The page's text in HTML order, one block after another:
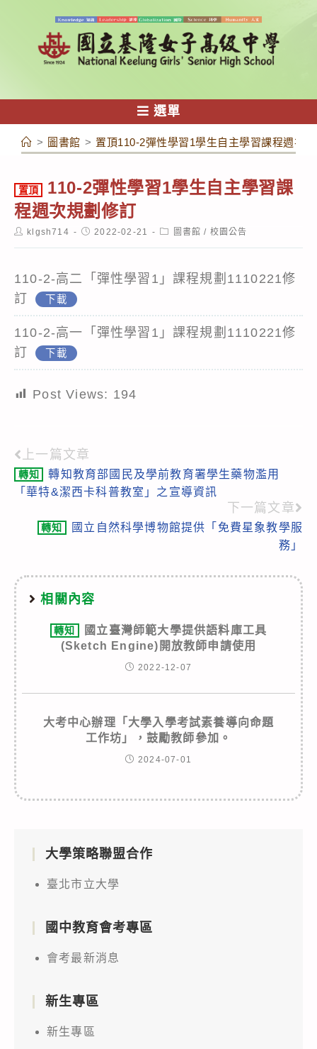
容
選單
> 圖書館 > 置頂110-2彈性學習1學生自主學習課程週次
置頂
110-2彈性學習1學生自主學習課
程週次規劃修訂
Postklgsh714
Post2022-02-21
Post圖書館 / 校園公告
110-2-高二「彈性學習1」課程規劃1110221修
訂
下載
110-2-高一「彈性學習1」課程規劃1110221修
訂
下載
Post Views: 194
Read
more
上一篇文章
轉知
轉知教育部國民及學前教育署學生藥物濫用
「華特&潔西卡科普教室」之宣導資訊
下一篇文章
轉知
國立自然科學博物館提供「免費星象教學服
務」
相關內容
轉知
國立臺灣師範大學提供語料庫工具
(Sketch Engine)開放教師申請使用
2022-12-07
大考中心辦理「大學入學考試素養導向命題
工作坊」，鼓勵教師參加。
2024-07-01
大學策略聯盟合作
臺北市立大學
國中教育會考專區
會考最新消息
新生專區
新生專區